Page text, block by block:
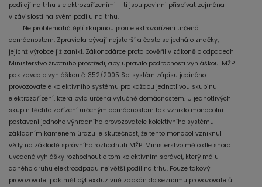
podílejí na trhu s elektrozařízeními – ti jsou povinni přispívat zejména
v závislosti na svém podílu na trhu.
Nejproblematičtější skupinou jsou elektrozařízení určená
domácnostem. Zpravidla bývají nejstarší a často se jedná o značky,
jejichž výrobce již zanikl. Zákonodárce proto pověřil v zákoně o odpadech
Ministerstvo životního prostředí, aby upravilo podrobnosti vyhláškou. MŽP
pak zavedlo vyhláškou č. 352/2005 Sb. systém zápisu jediného
provozovatele kolektivního systému pro každou jednotlivou skupinu
elektrozařízení, která byla určena výlučně domácnostem. U jednotlivých
skupin těchto zařízení určeným domácnostem tak vzniklo monopolní
postavení jednoho výhradního provozovatele kolektivního systému –
základním kamenem úrazu je skutečnost, že tento monopol vzniknul
vždy na základě správního rozhodnutí MŽP. Ministerstvo mělo dle shora
uvedené vyhlášky rozhodnout o tom kolektivním správci, který má u
daného druhu elektroodpadu největší podíl na trhu. Pouze takový
provozovatel pak měl být exkluzivně zapsán do seznamu provozovatelů